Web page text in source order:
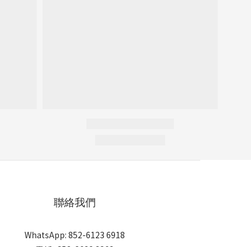
聯絡我們
WhatsApp: 852-6123 6918